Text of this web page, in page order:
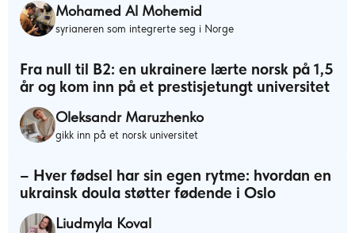
Mohamed Al Mohemid
syrianeren som integrerte seg i Norge
Fra null til B2: en ukrainere lærte norsk på 1,5
år og kom inn på et prestisjetungt universitet
Oleksandr Maruzhenko
gikk inn på et norsk universitet
– Hver fødsel har sin egen rytme: hvordan en
ukrainsk doula støtter fødende i Oslo
Liudmyla Koval